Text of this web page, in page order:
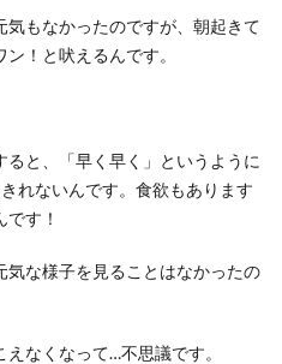
もなかったのですが、朝起きて
！と吠えるんです。
ると、「早く早く」というように
れないんです。食欲もあります
す！
な様子を見ることはなかったの
なくなって…不思議です。